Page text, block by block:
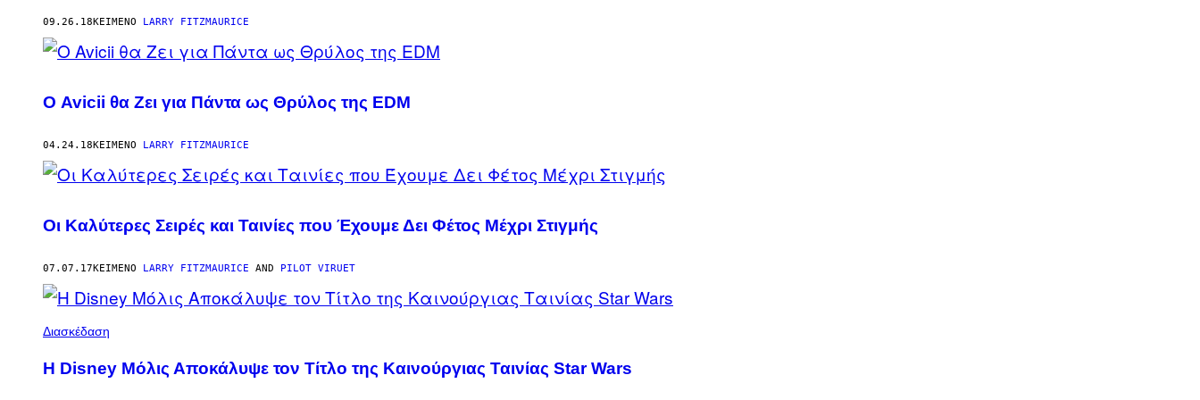
09.26.18ΚΕΊΜΕΝΟ LARRY FITZMAURICE
Ο Avicii θα Zει για Πάντα ως Θρύλος της EDM
04.24.18ΚΕΊΜΕΝΟ LARRY FITZMAURICE
Οι Καλύτερες Σειρές και Ταινίες που Έχουμε Δει Φέτος Μέχρι Στιγμής
07.07.17ΚΕΊΜΕΝΟ LARRY FITZMAURICE AND PILOT VIRUET
Διασκέδαση
Η Disney Μόλις Αποκάλυψε τον Τίτλο της Καινούργιας Ταινίας Star Wars